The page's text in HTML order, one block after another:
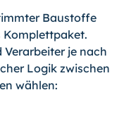
Baustoffe
Komplettpaket.
Verarbeiter je nach
Logik zwischen
wählen: